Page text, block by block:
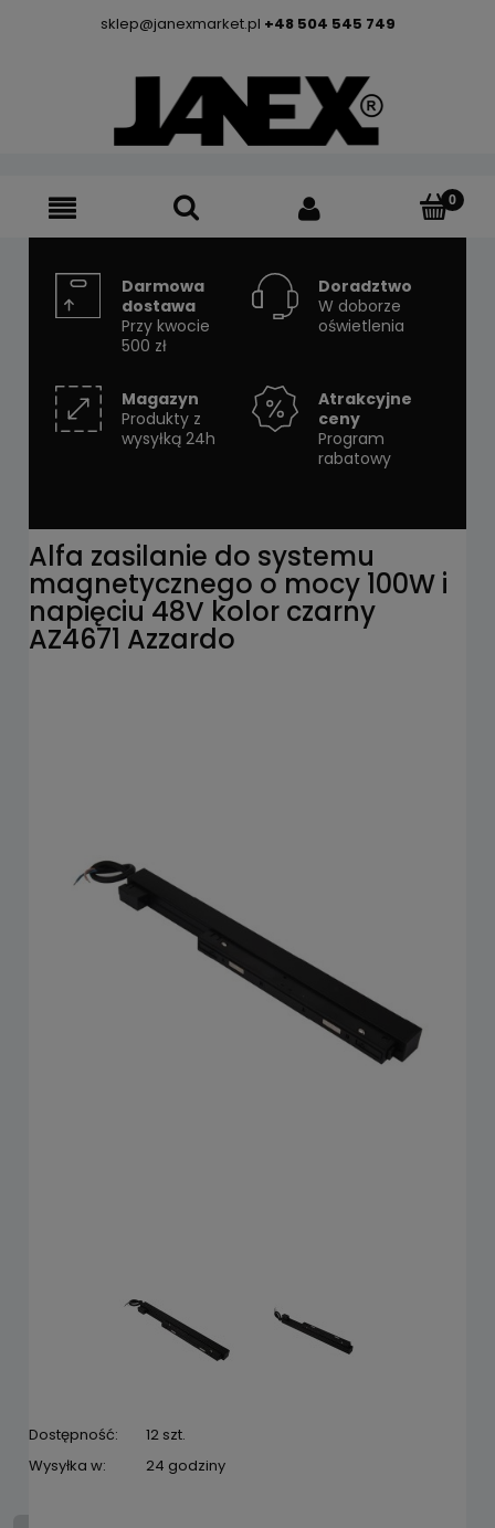
sklep@janexmarket.pl +48 504 545 749
Darmowa
dostawa
Przy kwocie
500 zł
Doradztwo
W doborze
oświetlenia
Magazyn
Produkty z
wysyłką 24h
Atrakcyjne
ceny
Program
rabatowy
Alfa zasilanie do systemu
magnetycznego o mocy 100W i
napięciu 48V kolor czarny
AZ4671 Azzardo
Dostępność:
12 szt.
Wysyłka w:
24 godziny